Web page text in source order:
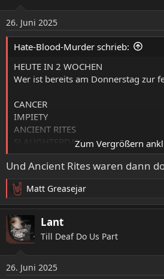
n
e
n
26. Juni 2025
Hate-Blood-Murder schrieb:
HEUTE IN 2 WOCHEN
Wer ist bereits am Donnerstag zur
CANCER
IMPIETY
ANCIENT RITES
SLAUGHTERDAY
URTIKARIA ANAL
IMPERISHABLE
10Uhr öffnet der Einlass und
spielt dieses Jahr bereits 15Uhr!
In 5 Tagen endet der VVK.
Packt jede Menge Vorfreude und
Zum Vergrößern
Und Ancient Rites waren dann
R
e
a
k
t
n
Matt Greasejar
Lant
Till Deaf Do Us Part
26. Juni 2025